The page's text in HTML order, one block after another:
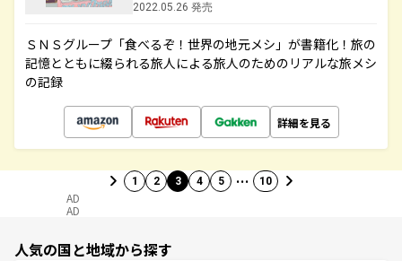
2022.05.26 発売
ＳＮＳグループ「食べるぞ！世界の地元メシ」が書籍化！旅の
記憶とともに綴られる旅人による旅人のためのリアルな旅メシ
の記録
詳細を見る
1 2 3 4 5 … 10
AD
AD
人気の国と地域から探す